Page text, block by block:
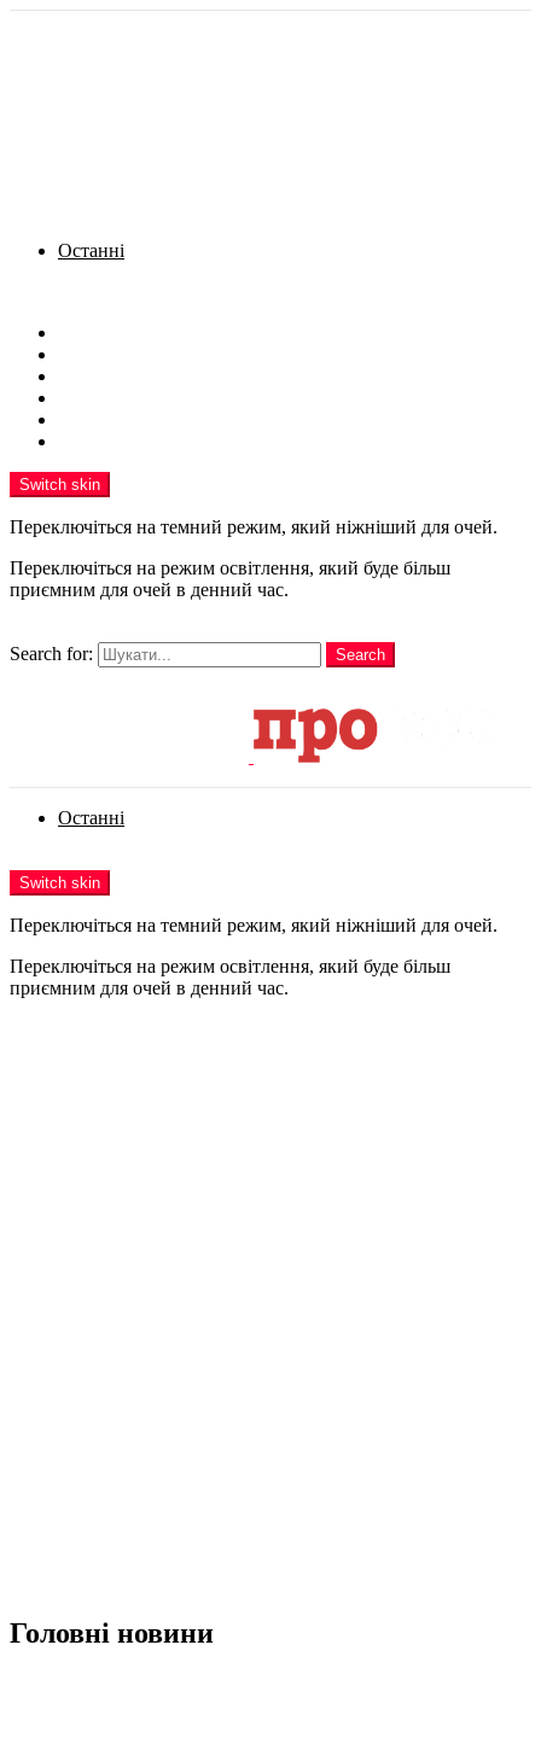
Останні
Switch skin
Переключіться на темний режим, який ніжніший для очей.
Переключіться на режим освітлення, який буде більш
приємним для очей в денний час.
Search for:
Search
Останні
Switch skin
Переключіться на темний режим, який ніжніший для очей.
Переключіться на режим освітлення, який буде більш
приємним для очей в денний час.
Головні новини